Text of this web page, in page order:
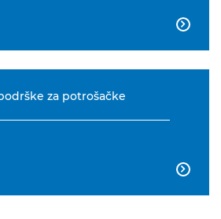

za potrošačke
